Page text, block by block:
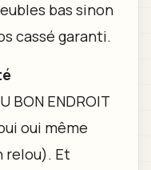
bas sinon
cassé garanti.
BON ENDROIT
oui même
relou). Et